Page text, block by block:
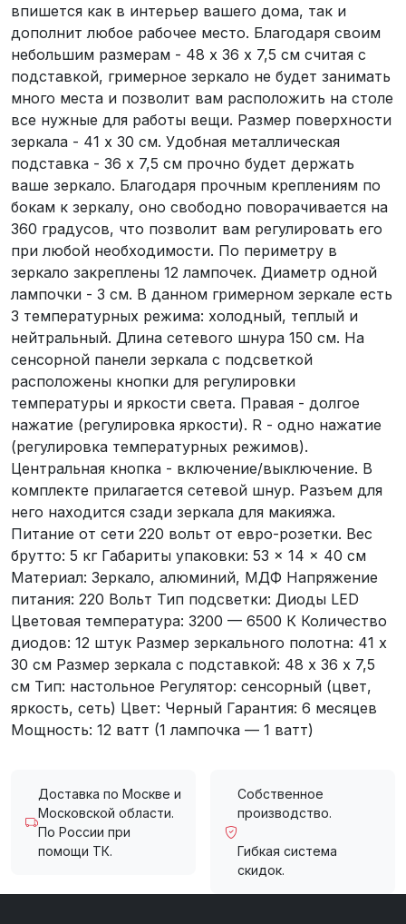
впишется как в интерьер вашего дома, так и
дополнит любое рабочее место. Благодаря своим
небольшим размерам - 48 х 36 х 7,5 см считая с
подставкой, гримерное зеркало не будет занимать
много места и позволит вам расположить на столе
все нужные для работы вещи. Размер поверхности
зеркала - 41 х 30 см. Удобная металлическая
подставка - 36 х 7,5 см прочно будет держать
ваше зеркало. Благодаря прочным креплениям по
бокам к зеркалу, оно свободно поворачивается на
360 градусов, что позволит вам регулировать его
при любой необходимости. По периметру в
зеркало закреплены 12 лампочек. Диаметр одной
лампочки - 3 см. В данном гримерном зеркале есть
3 температурных режима: холодный, теплый и
нейтральный. Длина сетевого шнура 150 см. На
сенсорной панели зеркала с подсветкой
расположены кнопки для регулировки
температуры и яркости света. Правая - долгое
нажатие (регулировка яркости). R - одно нажатие
(регулировка температурных режимов).
Центральная кнопка - включение/выключение. В
комплекте прилагается сетевой шнур. Разъем для
него находится сзади зеркала для макияжа.
Питание от сети 220 вольт от евро-розетки. Вес
брутто: 5 кг Габариты упаковки: 53 × 14 × 40 cм
Материал: Зеркало, алюминий, МДФ Напряжение
питания: 220 Вольт Тип подсветки: Диоды LED
Цветовая температура: 3200 — 6500 К Количество
диодов: 12 штук Размер зеркального полотна: 41 х
30 см Размер зеркала с подставкой: 48 х 36 х 7,5
см Тип: настольное Регулятор: сенсорный (цвет,
яркость, сеть) Цвет: Черный Гарантия: 6 месяцев
Мощность: 12 ватт (1 лампочка — 1 ватт)
Доставка по Москве и
Московской области.
По России при
помощи ТК.
Собственное
производство.
Гибкая система
скидок.